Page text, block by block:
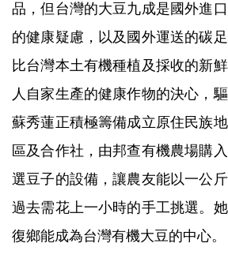
品，但 台灣的大豆九成是國外進口
的健康疑慮，以及國外運送的碳足
比台灣本土有機種植及採收的新
人自家生產的健康作物的決心，
蘇秀蓮正積極籌備成立原住民族
區及合作社，由邦查有機農場購
選豆子的設備，讓農友能以一公
過去需花上一小時的手工挑選。
復鄉能成為台灣有機大豆的中心。